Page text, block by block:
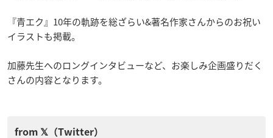
『青エク』10年の軌跡を総ざらい&著名作家さんからのお祝い
イラストも掲載。
加藤先生へのロングインタビューなど、お楽しみ企画盛りだく
さんの内容となります。